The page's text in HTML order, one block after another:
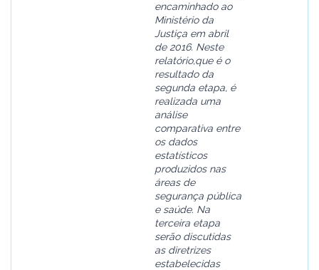
encaminhado ao
Ministério da
Justiça em abril
de 2016. Neste
relatório,que é o
resultado da
segunda etapa, é
realizada uma
análise
comparativa entre
os dados
estatísticos
produzidos nas
áreas de
segurança pública
e saúde. Na
terceira etapa
serão discutidas
as diretrizes
estabelecidas